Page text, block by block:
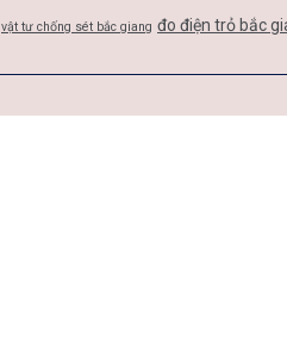
vật tư chống sét bắc giang đo điện trỏ bắc